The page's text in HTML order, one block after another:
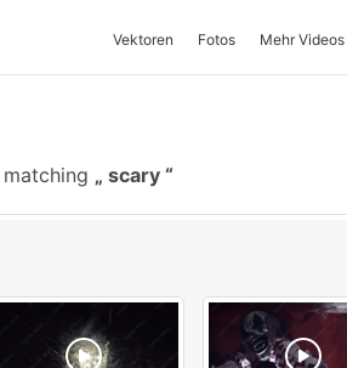
Vektoren Fotos Mehr Videos
scary